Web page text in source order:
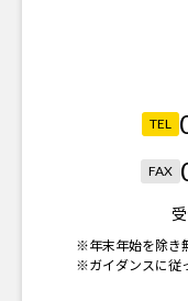
TEL
FAX
※年末年始を除き
※ガイダンスに従